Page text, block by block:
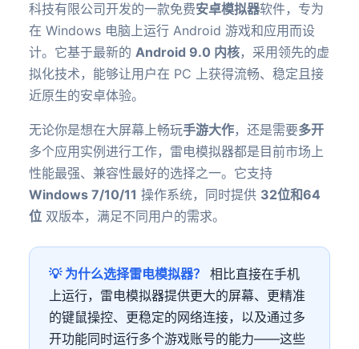
科技有限公司开发的一款免费安卓模拟器软件，专为
在 Windows 电脑上运行 Android 游戏和应用而设
计。它基于最新的 Android 9.0 内核，采用领先的虚
拟化技术，能够让用户在 PC 上获得流畅、稳定且接
近原生的安卓体验。
无论你是想在大屏幕上畅玩手游大作，还是需要多开
多个应用实例进行工作，雷电模拟器都是目前市场上
性能最强、兼容性最好的选择之一。它支持
Windows 7/10/11 操作系统，同时提供 32位和64
位 双版本，满足不同用户的需求。
💡 为什么选择雷电模拟器？
相比直接在手机
上运行，雷电模拟器提供更大的屏幕、更精准
的键鼠操控、更稳定的网络连接，以及通过多
开功能同时运行多个游戏账号的能力——这些